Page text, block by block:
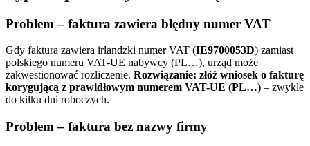
Problem – faktura zawiera błędny numer VAT
Gdy faktura zawiera irlandzki numer VAT (IE9700053D) zamiast
polskiego numeru VAT-UE nabywcy (PL…), urząd może
zakwestionować rozliczenie. Rozwiązanie: złóż wniosek o fakturę
korygującą z prawidłowym numerem VAT-UE (PL…) – zwykle
do kilku dni roboczych.
Problem – faktura bez nazwy firmy